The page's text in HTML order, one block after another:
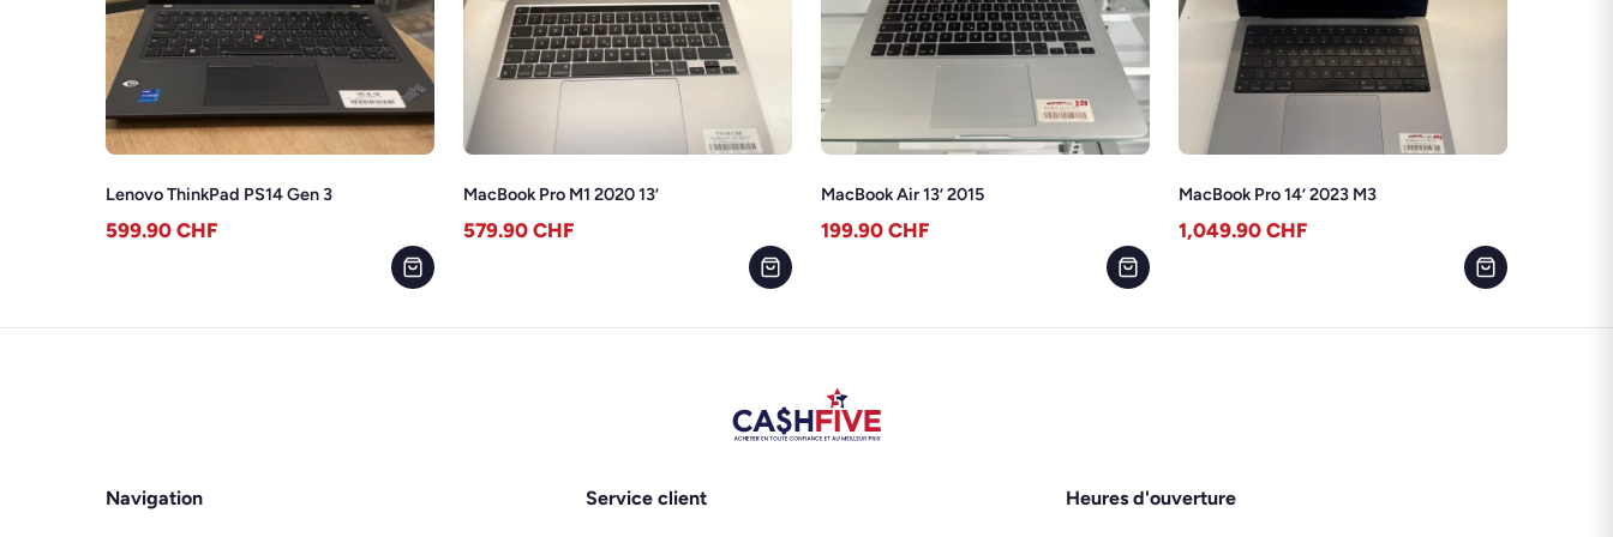
Lenovo ThinkPad PS14 Gen 3
599.90 CHF
MacBook Pro M1 2020 13’
579.90 CHF
MacBook Air 13’ 2015
199.90 CHF
MacBook Pro 14’ 2023 M3
1,049.90 CHF
Navigation Service client Heures d'ouverture